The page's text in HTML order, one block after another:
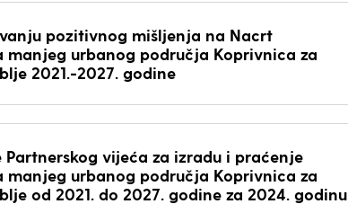
pozitivnog mišljenja na Nacrt
manjeg urbanog područja Koprivnica za
2021.-2027. godine
Partnerskog vijeća za izradu i praćenje
manjeg urbanog područja Koprivnica za
od 2021. do 2027. godine za 2024. godinu